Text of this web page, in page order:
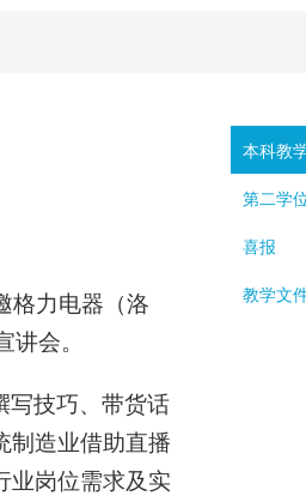
格力电器（洛
讲会。
写技巧、带货话
制造业借助直播
业岗位需求及实
本科教
第二学
喜报
教学文